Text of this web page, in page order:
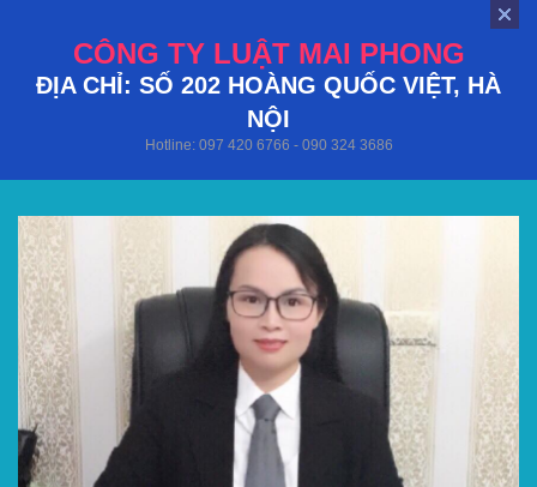
CÔNG TY LUẬT MAI PHONG
ĐỊA CHỈ: SỐ 202 HOÀNG QUỐC VIỆT, HÀ
NỘI
Hotline: 097 420 6766 - 090 324 3686